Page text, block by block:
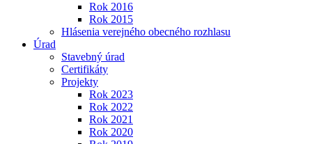
Rok 2016
Rok 2015
Hlásenia verejného obecného rozhlasu
Úrad
Stavebný úrad
Certifikáty
Projekty
Rok 2023
Rok 2022
Rok 2021
Rok 2020